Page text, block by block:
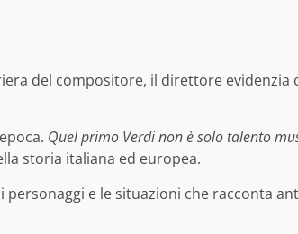
del compositore, il direttore evidenzia
Quel primo Verdi non è solo talento
storia italiana ed europea.
personaggi e le situazioni che racconta